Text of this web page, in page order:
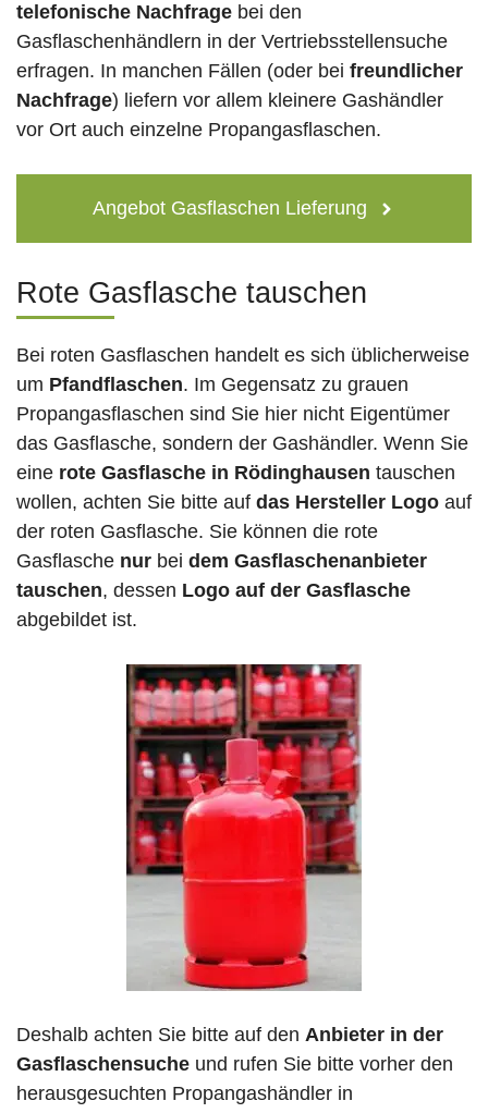
telefonische Nachfrage bei den
Gasflaschenhändlern in der Vertriebsstellensuche
erfragen. In manchen Fällen (oder bei freundlicher
Nachfrage) liefern vor allem kleinere Gashändler
vor Ort auch einzelne Propangasflaschen.
Angebot Gasflaschen Lieferung
Rote Gasflasche tauschen
Bei roten Gasflaschen handelt es sich üblicherweise
um Pfandflaschen. Im Gegensatz zu grauen
Propangasflaschen sind Sie hier nicht Eigentümer
das Gasflasche, sondern der Gashändler. Wenn Sie
eine rote Gasflasche in Rödinghausen tauschen
wollen, achten Sie bitte auf das Hersteller Logo auf
der roten Gasflasche. Sie können die rote
Gasflasche nur bei dem Gasflaschenanbieter
tauschen, dessen Logo auf der Gasflasche
abgebildet ist.
Deshalb achten Sie bitte auf den Anbieter in der
Gasflaschensuche und rufen Sie bitte vorher den
herausgesuchten Propangashändler in